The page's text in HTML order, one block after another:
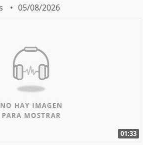
05/08/2026
01:33